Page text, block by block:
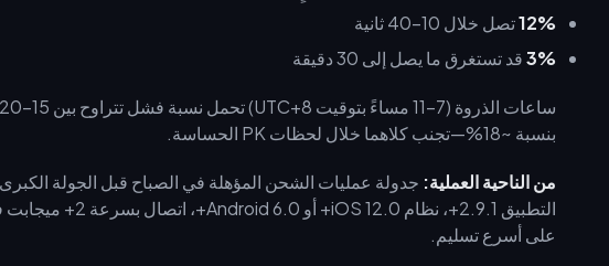
12%تصل خلال 10–40 ثانية
3%قد تستغرق ما يصل إلى 30 دقيقة
بنسبة ~18%—تجنب كلاهما خلال لحظات PK الحساسة.
من الناحية العملية: جدولة عمليات الشحن المؤهلة في الصباح قبل الجولة
على أسرع تسليم.